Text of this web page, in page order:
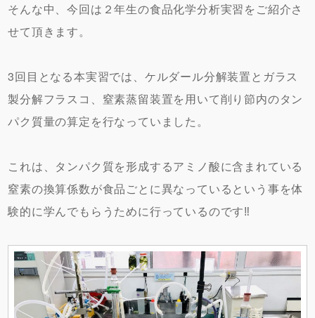
そんな中、今回は２年生の食品化学分析実習をご紹介さ
せて頂きます。
3回目となる本実習では、ケルダール分解装置とガラス
製分解フラスコ、窒素蒸留装置を用いて削り節内のタン
パク質量の算定を行なっていました。
これは、タンパク質を形成するアミノ酸に含まれている
窒素の換算係数が食品ごとに異なっているという事を体
験的に学んでもらうために行っているのです‼